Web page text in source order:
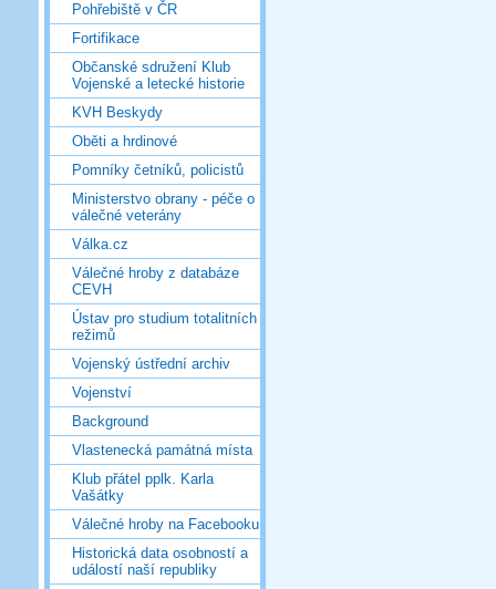
Pohřebiště v ČR
Fortifikace
Občanské sdružení Klub
Vojenské a letecké historie
KVH Beskydy
Oběti a hrdinové
Pomníky četníků, policistů
Ministerstvo obrany - péče o
válečné veterány
Válka.cz
Válečné hroby z databáze
CEVH
Ústav pro studium totalitních
režimů
Vojenský ústřední archiv
Vojenství
Background
Vlastenecká památná místa
Klub přátel pplk. Karla
Vašátky
Válečné hroby na Facebooku
Historická data osobností a
událostí naší republiky